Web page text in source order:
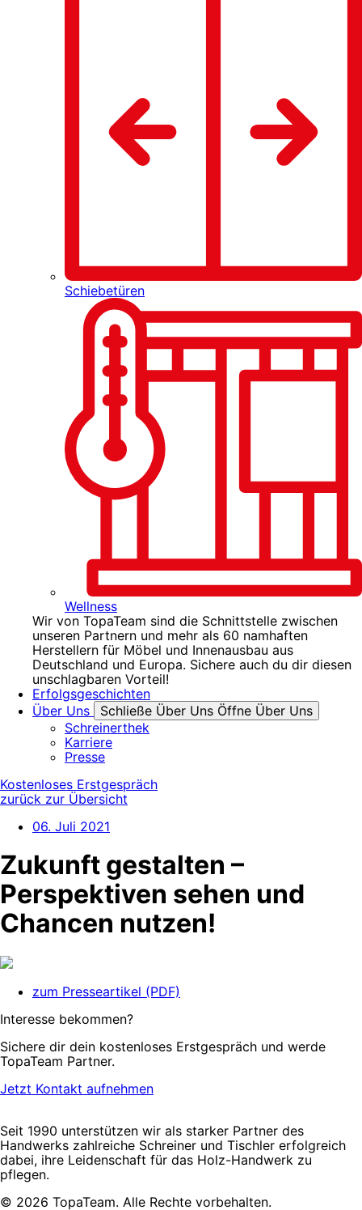
Schiebetüren
Wellness
Wir von TopaTeam sind die Schnittstelle zwischen
unseren Partnern und mehr als 60 namhaften
Herstellern für Möbel und Innenausbau aus
Deutschland und Europa. Sichere auch du dir diesen
unschlagbaren Vorteil!
Erfolgsgeschichten
Über Uns
Schließe Über Uns Öffne Über Uns
Schreinerthek
Karriere
Presse
Kostenloses Erstgespräch
zurück zur Übersicht
06. Juli 2021
Zukunft gestalten –
Perspektiven sehen und
Chancen nutzen!
zum Presseartikel (PDF)
Interesse bekommen?
Sichere dir dein kostenloses Erstgespräch und werde
TopaTeam Partner.
Jetzt Kontakt aufnehmen
Seit 1990 unterstützen wir als starker Partner des
Handwerks zahlreiche Schreiner und Tischler erfolgreich
dabei, ihre Leidenschaft für das Holz-Handwerk zu
pflegen.
© 2026 TopaTeam. Alle Rechte vorbehalten.